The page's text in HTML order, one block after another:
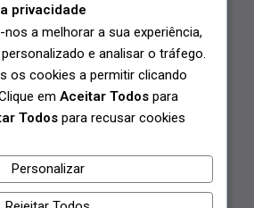
nº1 B 2610-289 Alfragide
privacidade
a melhorar a sua experiência,
e analisar o tráfego.
os cookies a permitir clicando
em Aceitar Todos para
Todos para recusar cookies
Personalizar